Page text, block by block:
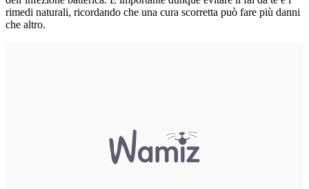
rimedi naturali, ricordando che una cura scorretta può fare più danni
che altro.